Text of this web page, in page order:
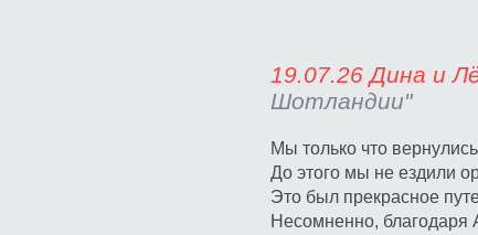
19.07.26
Шотландии"
Мы только что
До этого мы не ездили
Это был прекрасное
Несомненно, благодаря